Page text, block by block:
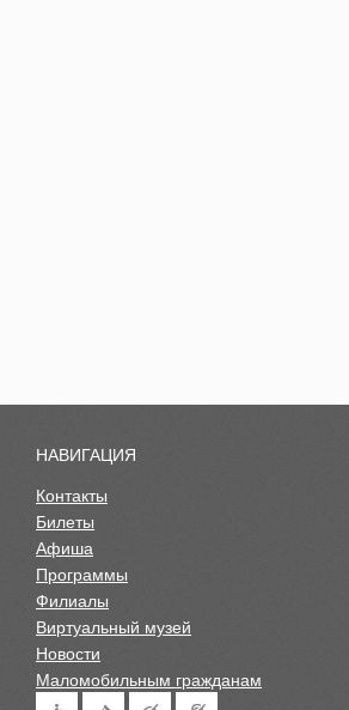
НАВИГАЦИЯ
Контакты
Билеты
Афиша
Программы
Филиалы
Виртуальный музей
Новости
Маломобильным гражданам